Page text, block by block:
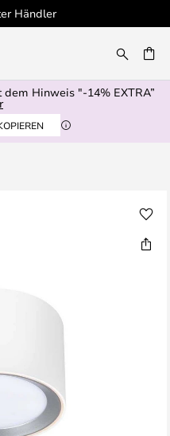
Händler
Hinweis "-14% EXTRA”